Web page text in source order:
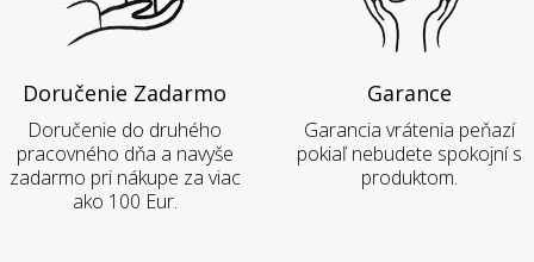
Doručenie Zadarmo
Doručenie do druhého
pracovného dňa a navyše
zadarmo pri nákupe za viac
ako 100 Eur.
Garance
Garancia vrátenia peňazí
pokiaľ nebudete spokojní s
produktom.